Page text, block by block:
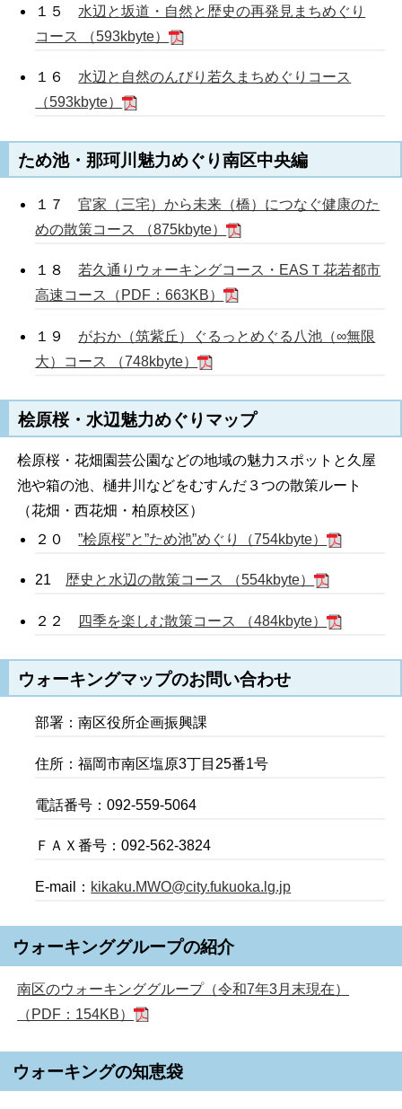
１５ 水辺と坂道・自然と歴史の再発見まちめぐり
コース （593kbyte）
１６ 水辺と自然のんびり若久まちめぐりコース
（593kbyte）
ため池・那珂川魅力めぐり南区中央編
１７官家（三宅）から未来（橋）につなぐ健康のた
めの散策コース （875kbyte）
１８ 若久通りウォーキングコース・EASＴ花若都市
高速コース（PDF：663KB）
１９ がおか（筑紫丘）ぐるっとめぐる八池（∞無限
大）コース （748kbyte）
桧原桜・水辺魅力めぐりマップ
桧原桜・花畑園芸公園などの地域の魅力スポットと久屋
池や箱の池、樋井川などをむすんだ３つの散策ルート
（花畑・西花畑・柏原校区）
２０”桧原桜”と”ため池”めぐり（754kbyte）
21 歴史と水辺の散策コース （554kbyte）
２２ 四季を楽しむ散策コース （484kbyte）
ウォーキングマップのお問い合わせ
部署：南区役所企画振興課
住所：福岡市南区塩原3丁目25番1号
電話番号：092-559-5064
ＦＡＸ番号：092-562-3824
E-mail： kikaku.MWO@city.fukuoka.lg.jp
ウォーキンググループの紹介
南区のウォーキンググループ（令和7年3月末現在）
（PDF：154KB）
ウォーキングの知恵袋